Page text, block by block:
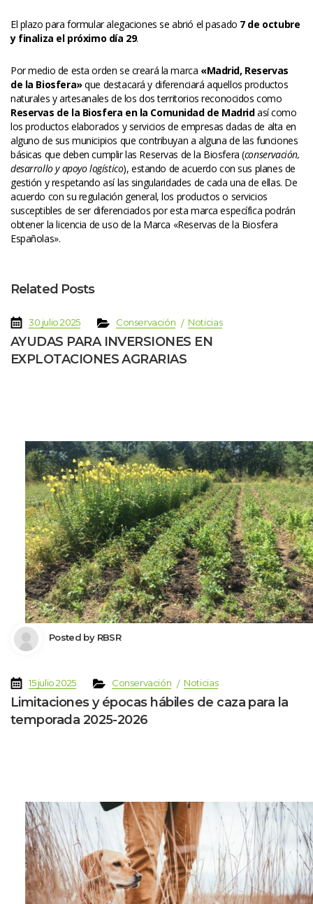
El plazo para formular alegaciones se abrió el pasado 7 de octubre
y finaliza el próximo día 29.
Por medio de esta orden se creará la marca «Madrid, Reservas
de la Biosfera» que destacará y diferenciará aquellos productos
naturales y artesanales de los dos territorios reconocidos como
Reservas de la Biosfera en la Comunidad de Madrid así como
los productos elaborados y servicios de empresas dadas de alta en
alguno de sus municipios que contribuyan a alguna de las funciones
básicas que deben cumplir las Reservas de la Biosfera (conservación,
desarrollo y apoyo logístico), estando de acuerdo con sus planes de
gestión y respetando así las singularidades de cada una de ellas. De
acuerdo con su regulación general, los productos o servicios
usceptibles de ser diferenciados por esta marca específica podrán
obtener la licencia de uso de la Marca «Reservas de la Biosfera
Españolas».
Related Post
30 julio 2025 Conservación Noticia
AYUDAS PARA INVERSIONES EN
EXPLOTACIONES AGRARIAS
Posted by RBSR
15 julio 2025 Conservación Noticia
Limitaciones y épocas hábiles de caza para la
temporada 2025-2026